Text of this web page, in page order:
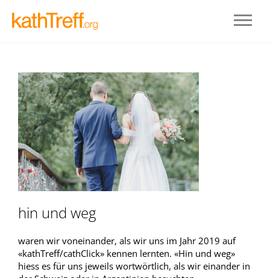
hin und weg
waren wir voneinander, als wir uns im Jahr 2019 auf
«kathTreff/cathClick» kennen lernten. «Hin und weg»
hiess es für uns jeweils wortwörtlich, als wir einander in